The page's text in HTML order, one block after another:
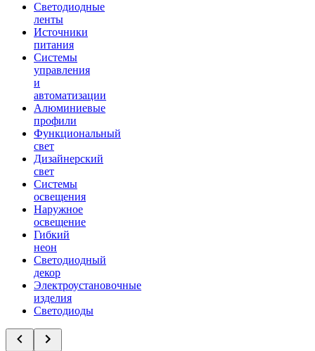
Светодиодные
ленты
Источники
питания
Системы
управления
и
автоматизации
Алюминиевые
профили
Функциональный
свет
Дизайнерский
свет
Системы
освещения
Наружное
освещение
Гибкий
неон
Светодиодный
декор
Электроустановочные
изделия
Светодиоды